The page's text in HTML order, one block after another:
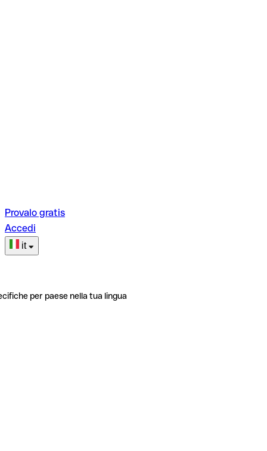
Provalo gratis
Accedi
it
per paese nella tua lingua